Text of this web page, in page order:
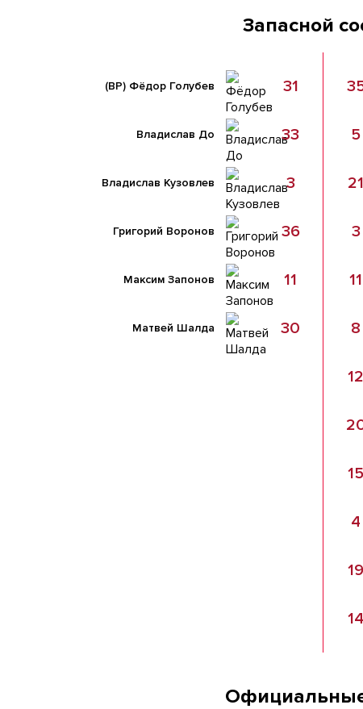
Запасной
Фёдор Голубев
(ВР) 31
Владислав До 33
Владислав Кузовлев 3
Григорий Воронов 36
Максим Запонов 11
Матвей Шалда 30
5
21
3
11
8
12
15
4
19
14